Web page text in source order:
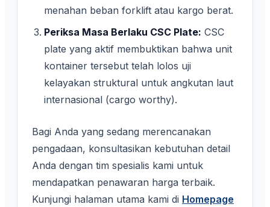
menahan beban forklift atau kargo berat.
Periksa Masa Berlaku CSC Plate: CSC
plate yang aktif membuktikan bahwa unit
kontainer tersebut telah lolos uji
kelayakan struktural untuk angkutan laut
internasional (cargo worthy).
Bagi Anda yang sedang merencanakan
pengadaan, konsultasikan kebutuhan detail
Anda dengan tim spesialis kami untuk
mendapatkan penawaran harga terbaik.
Kunjungi halaman utama kami di Homepage